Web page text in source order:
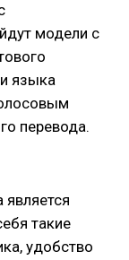
модели с
языка
перевода.
является
такие
удобство